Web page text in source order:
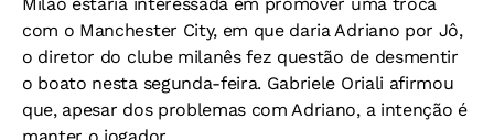
com o Manchester City, em que daria Adriano por Jô,
o diretor do clube milanês fez questão de desmentir
o boato nesta segunda-feira. Gabriele Oriali afirmou
que, apesar dos problemas com Adriano, a intenção é